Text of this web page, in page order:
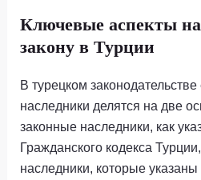
Ключевые аспекты
закону в Турции
В турецком
наследники делятся на две
законные наследники, как
Гражданского кодекса
наследники, которые